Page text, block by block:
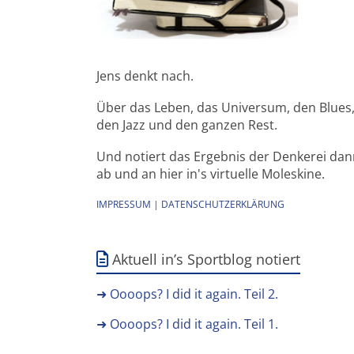
Jens denkt nach.
Über das Leben, das Universum, den Blues,
den Jazz und den ganzen Rest.
Und notiert das Ergebnis der Denkerei
ab und an hier in's virtuelle Moleskine.
IMPRESSUM | DATENSCHUTZERKLÄRUNG
Aktuell in’s Sportblog notiert
➜ Oooops? I did it again. Teil 2.
➜ Oooops? I did it again. Teil 1.